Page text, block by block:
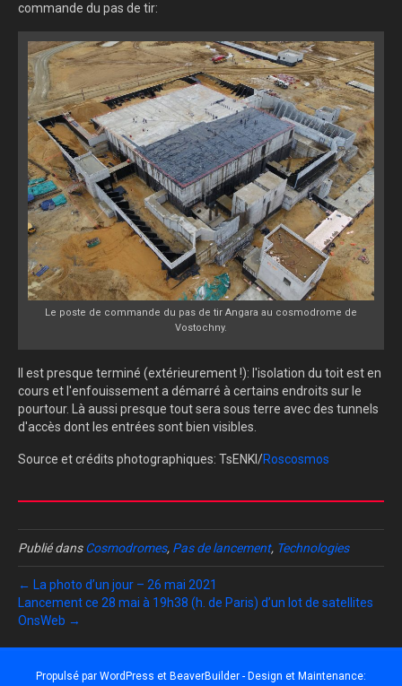
commande du pas de tir:
Le poste de commande du pas de tir Angara au cosmodrome de
Vostochny.
Il est presque terminé (extérieurement !): l'isolation du toit est en
cours et l'enfouissement a démarré à certains endroits sur le
pourtour. Là aussi presque tout sera sous terre avec des tunnels
d'accès dont les entrées sont bien visibles.
Source et crédits photographiques: TsENKI/Roscosmos
Publié dansCosmodromes, Pas de lancement, Technologies
← La photo d’un jour – 26 mai 2021
Lancement ce 28 mai à 19h38 (h. de Paris) d’un lot de satellites
OnsWeb →
Propulsé par WordPress et BeaverBuilder - Design et Maintenance: